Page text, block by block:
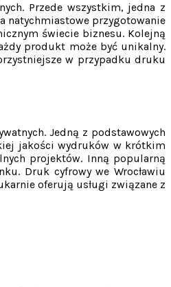
Przede wszystkim, jedna z
natychmiastowe przygotowanie
świecie biznesu. Kolejną
produkt może być unikalny.
w przypadku druku
Jedną z podstawowych
jakości wydruków w krótkim
projektów. Inną popularną
Druk cyfrowy we Wrocławiu
oferują usługi związane z